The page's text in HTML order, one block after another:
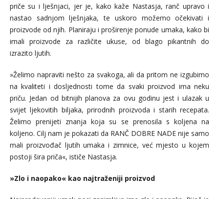
priče su i lješnjaci, jer je, kako kaže Nastasja, ranč upravo i
nastao sadnjom lješnjaka, te uskoro možemo očekivati i
proizvode od njih. Planiraju i proširenje ponude umaka, kako bi
imali proizvode za različite ukuse, od blago pikantnih do
izrazito ljutih.
»Želimo napraviti nešto za svakoga, ali da pritom ne izgubimo
na kvaliteti i dosljednosti tome da svaki proizvod ima neku
priču. Jedan od bitnijih planova za ovu godinu jest i ulazak u
svijet ljekovitih biljaka, prirodnih proizvoda i starih recepata.
Želimo prenijeti znanja koja su se prenosila s koljena na
koljeno. Cilj nam je pokazati da RANČ DOBRE NADE nije samo
mali proizvođač ljutih umaka i zimnice, već mjesto u kojem
postoji šira priča«, ističe Nastasja.
»Zlo i naopako« kao najtraženiji proizvod